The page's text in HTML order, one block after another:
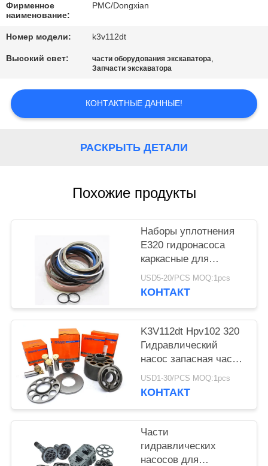
СПРОСИТЕ
ЦИТАТУ
САЙТА
Фирменное
наименование:
PMC/Dongxian
Номер модели: k3v112dt
Высокий свет: части оборудования экскаватора,
Запчасти экскаватора
КОНТАКТНЫЕ ДАННЫЕ!
РАСКРЫТЬ ДЕТАЛИ
Похожие продукты
Наборы уплотнения
E320 гидронасоса
каркасные для
экскаватора
конструкции
USD5-20/PCS MOQ:1pcs
КОНТАКТ
K3V112dt Hpv102 320
Гидравлический
насос запасная часть
для экскаватора
USD1-30/PCS MOQ:1pcs
КОНТАКТ
Части
гидравлических
насосов для